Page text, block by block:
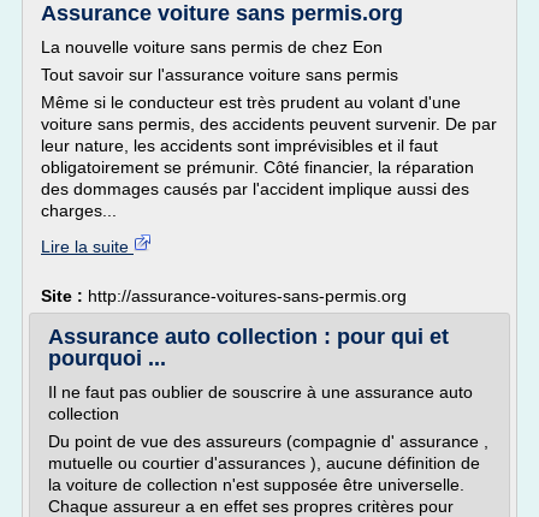
Assurance voiture sans permis.org
La nouvelle voiture sans permis de chez Eon
Tout savoir sur l'assurance voiture sans permis
Même si le conducteur est très prudent au volant d'une
voiture sans permis, des accidents peuvent survenir. De par
leur nature, les accidents sont imprévisibles et il faut
obligatoirement se prémunir. Côté financier, la réparation
des dommages causés par l'accident implique aussi des
charges...
Lire la suite
Site : http://assurance-voitures-sans-permis.org
Assurance auto collection : pour qui et
pourquoi ...
Il ne faut pas oublier de souscrire à une assurance auto
collection
Du point de vue des assureurs (compagnie d' assurance ,
mutuelle ou courtier d'assurances ), aucune définition de
la voiture de collection n'est supposée être universelle.
Chaque assureur a en effet ses propres critères pour